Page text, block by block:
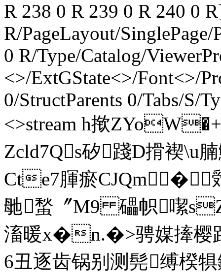
R 238 0 R 239 0 R 240 0
R/PageLayout/
0 R/Type/Catalog/
<>/ExtGState<>/Font<>/
0/StructParents 0/Tabs/S/
<>stream h揿
Zcld7Qs矽踐D搰褉\u
Cte7腪瘀CJQm�
毑蝵〞M9 礧帜噄sZ
滀暖x�n.�>骋媒撁樱跎
6丑逐齿锅别测髡缚